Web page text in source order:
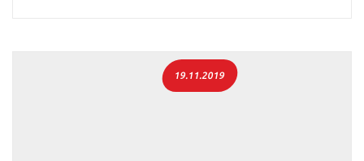
19.11.2019